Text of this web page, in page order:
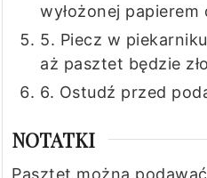
wyłożonej papierem
5. Piecz w
aż pasztet będzie
6. Ostudź przed
NOTATKI
Pasztet można